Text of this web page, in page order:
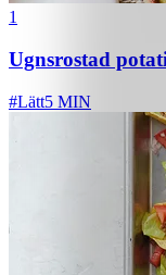
1
Ugnsrostad
#Lätt5 MIN